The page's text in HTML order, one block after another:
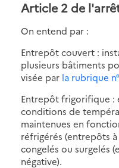
Article 2 de
On entend par :
Entrepôt couvert :
plusieurs bâtiments
visée par la rubrique
Entrepôt frigorifique :
conditions de
maintenues en
réfrigérés (entrepôts
congelés ou surgelés
négative).